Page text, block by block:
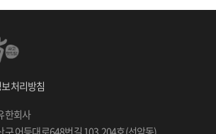
처리방침
한회사